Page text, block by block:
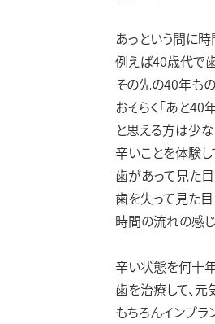
あっという間に
例えば40歳代で
その先の40年も
おそらく「あと40
と思える方は少
辛いことを体験し
歯があって見た
歯を失って見た
時間の流れの感
辛い状態を何十
歯を治療して、元
もちろんインプ